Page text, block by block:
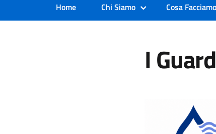
Home Chi Siamo Cosa Facciamo
I